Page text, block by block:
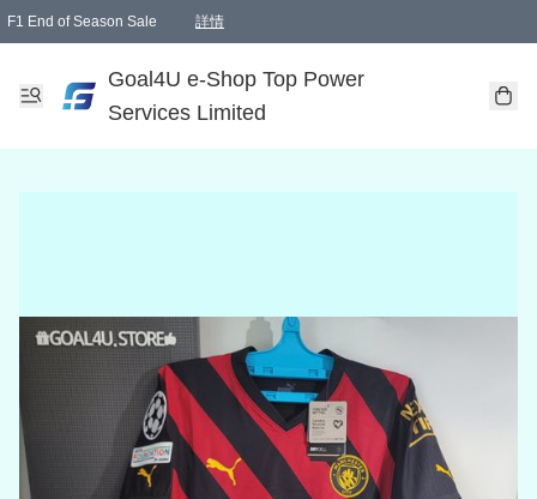
F1 End of Season Sale 詳情
Goal4U e-Shop Top Power
Services Limited